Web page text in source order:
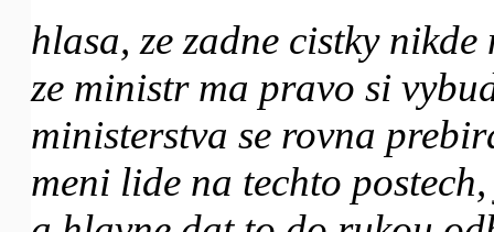
hlasa, ze zadne cistky
ze ministr ma pravo si
ministerstva se rovna
meni lide na techto